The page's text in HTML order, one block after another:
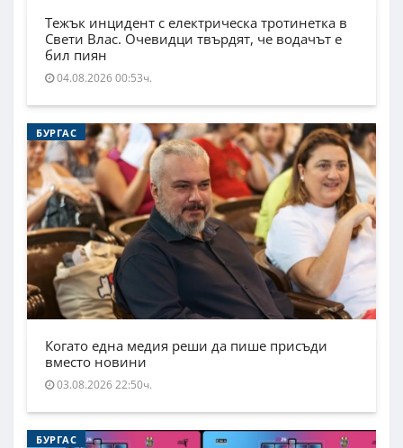
Тежък инцидент с електрическа тротинетка в
Свети Влас. Очевидци твърдят, че водачът е
бил пиян
04.08.2026 00:53ч.
БУРГАС
Когато една медия реши да пише присъди
вместо новини
03.08.2026 22:50ч.
БУРГАС